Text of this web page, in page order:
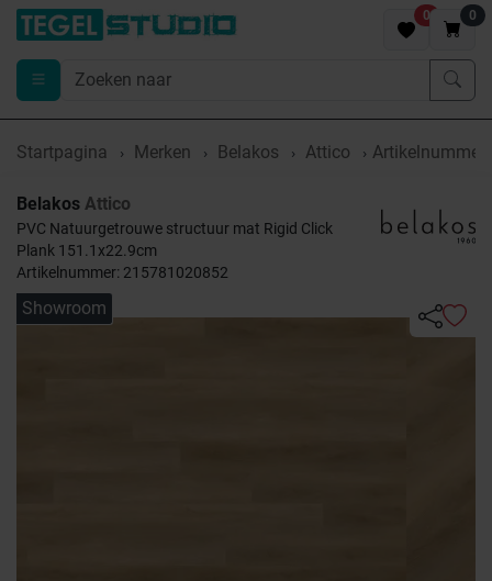
0 0
Startpagina Merken Belakos Attico
Belakos Attico
PVC Natuurgetrouwe structuur mat Rigid Click
Plank 151.1x22.9cm
Artikelnummer: 215781020852
Showroom